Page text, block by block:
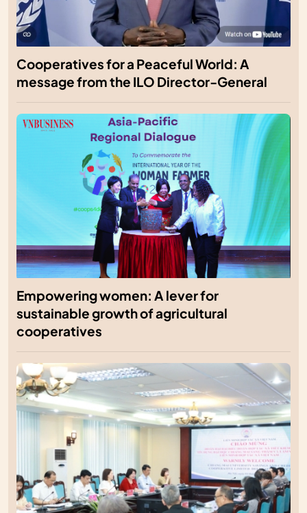
Cooperatives for a Peaceful World: A
message from the ILO Director-General
Empowering women: A lever for
sustainable growth of agricultural
cooperatives